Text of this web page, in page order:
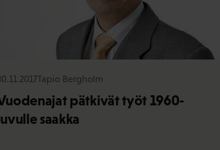
Tapio Bergholm
pätkivät työt 1960-
saakka